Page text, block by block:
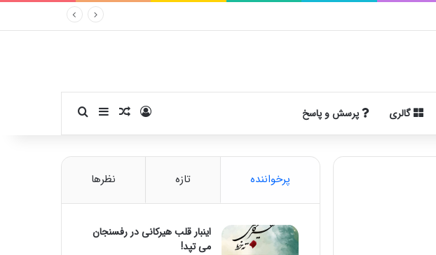
گالری پرسش و پاسخ ورودنوشته تصادفی
سایدبارجستجو برای
پرخواننده تازه نظرها
اینبار قلب هیرکانی در رفسنجان
می تپد!